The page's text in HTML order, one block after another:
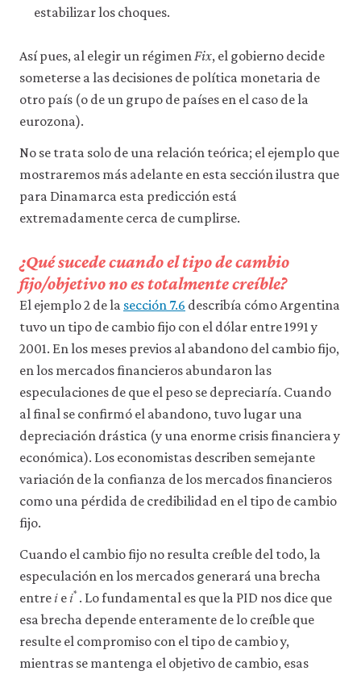
estabilizar los choques.
Así pues, al elegir un régimenFix, el gobierno decide
someterse a las decisiones de política monetaria de
otro país (o de un grupo de países en el caso de la
eurozona).
No se trata solo de una relación teórica; el ejemplo que
mostraremos más adelante en esta sección ilustra que
para Dinamarca esta predicción está
extremadamente cerca de cumplirse.
¿Qué sucede cuando el tipo de cambio
fijo/objetivo no es totalmente creíble?
El ejemplo 2 de la sección 7.6 describía cómo Argentina
tuvo un tipo de cambio fijo con el dólar entre 1991 y
2001. En los meses previos al abandono del cambio fijo,
en los mercados financieros abundaron las
especulaciones de que el peso se depreciaría. Cuando
al final se confirmó el abandono, tuvo lugar una
depreciación drástica (y una enorme crisis financiera y
económica). Los economistas describen semejante
variación de la confianza de los mercados financieros
como una pérdida de credibilidad en el tipo de cambio
fijo.
Cuando el cambio fijo no resulta creíble del todo, la
especulación en los mercados generará una brecha
entre𝑖i e𝑖*
i*. Lo fundamental es que la PID nos dice que
esa brecha depende enteramente de lo creíble que
resulte el compromiso con el tipo de cambio y,
mientras se mantenga el objetivo de cambio, esas